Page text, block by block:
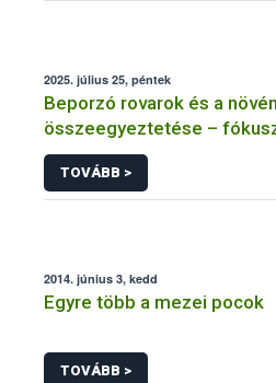
2025. július 25, péntek
Beporzó rovarok és a
összeegyeztetése –
TOVÁBB >
2014. június 3, kedd
Egyre több a mezei pocok
TOVÁBB >